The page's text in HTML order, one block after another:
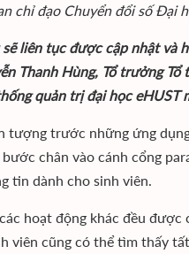
chỉ đạo Chuyển đổi số Đại
liên tục được cập nhật và
Thanh Hùng, Tổ trưởng Tổ
quản trị đại học eHUST
tượng trước những ứng
chân vào cánh cổng
tin dành cho sinh viên.
hoạt động khác đều được
viên cũng có thể tìm thấy